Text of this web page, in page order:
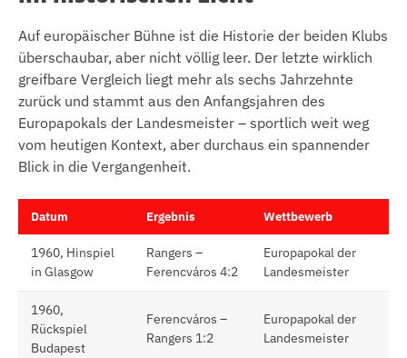
Auf europäischer Bühne ist die Historie der beiden Klubs
überschaubar, aber nicht völlig leer. Der letzte wirklich
greifbare Vergleich liegt mehr als sechs Jahrzehnte
zurück und stammt aus den Anfangsjahren des
Europapokals der Landesmeister – sportlich weit weg
vom heutigen Kontext, aber durchaus ein spannender
Blick in die Vergangenheit.
Datum Ergebnis Wettbewerb
1960, Hinspiel
in Glasgow
Rangers –
Ferencváros 4:2
Europapokal der
Landesmeister
1960,
Rückspiel
Budapest
Ferencváros –
Rangers 1:2
Europapokal der
Landesmeister